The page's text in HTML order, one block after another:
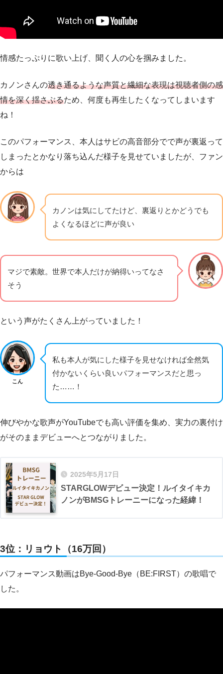
情感たっぷりに歌い上げ、聞く人の心を掴みました。
カノンさんの透き通るような声質と繊細な表現は視聴者側の感
情を深く揺さぶるため、何度も再生したくなってしまいます
ね！
このパフォーマンス、本人はサビの高音部分でで声が裏返って
しまったとかなり落ち込んだ様子を見せていましたが、ファン
からは
カノンは気にしてたけど、裏返りとかどうでも
よくなるほどに声が良い
マジで素敵。世界で本人だけが納得いってなさ
そう
という声がたくさん上がっていました！
こん
私も本人が気にした様子を見せなければ全然気
付かないくらい良いパフォーマンスだと思っ
た……！
伸びやかな歌声がYouTubeでも高い評価を集め、実力の裏付け
がそのままデビューへとつながりました。
2025年5月17日
STARGLOWデビュー決定！ルイタイキカ
ノンがBMSGトレーニーになった経緯！
3位：リョウト（16万回）
パフォーマンス動画はBye-Good-Bye（BE:FIRST）の歌唱で
した。